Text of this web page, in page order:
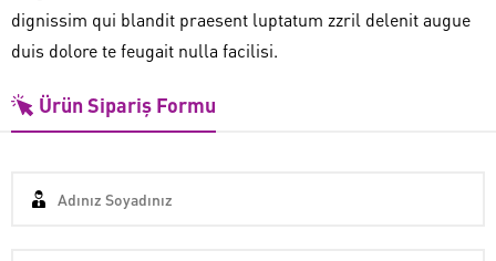
dignissim qui blandit praesent luptatum zzril delenit augue
duis dolore te feugait nulla facilisi.
Ürün Sipariş Formu